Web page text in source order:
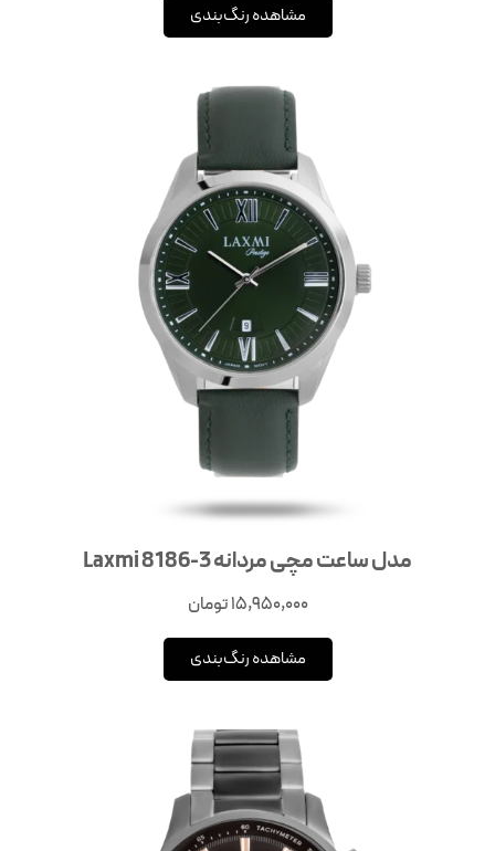
مشاهده رنگ‌بندی
مدل ساعت مچی مردانه Laxmi 8186-3
15,950,000تومان
مشاهده رنگ‌بندی